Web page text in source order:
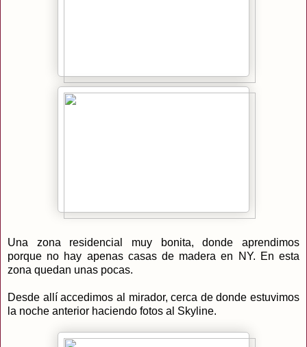
Una zona residencial muy bonita, donde aprendimos
porque no hay apenas casas de madera en NY. En esta
zona quedan unas pocas.
Desde allí accedimos al mirador, cerca de donde estuvimos
la noche anterior haciendo fotos al Skyline.